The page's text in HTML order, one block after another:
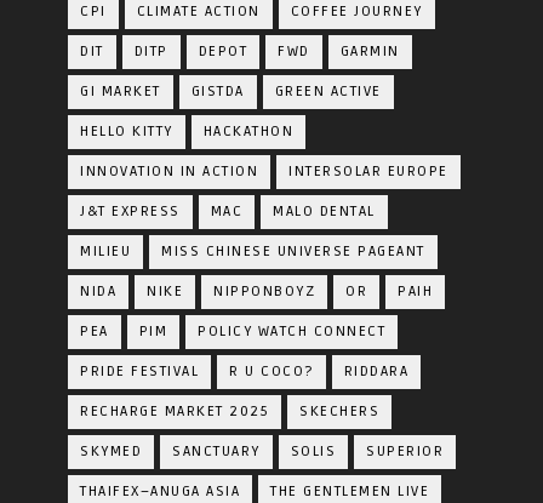
CPI CLIMATE ACTION COFFEE JOURNEY
DIT DITP DEPOT FWD GARMIN
GI MARKET GISTDA GREEN ACTIVE
HELLO KITTY HACKATHON
INNOVATION IN ACTION INTERSOLAR EUROPE
J&T EXPRESS MAC MALO DENTAL
MILIEU MISS CHINESE UNIVERSE PAGEANT
NIDA NIKE NIPPONBOYZ OR PAIH
PEA PIM POLICY WATCH CONNECT
PRIDE FESTIVAL R U COCO? RIDDARA
RECHARGE MARKET 2025 SKECHERS
SKYMED SANCTUARY SOLIS SUPERIOR
THAIFEX–ANUGA ASIA THE GENTLEMEN LIVE